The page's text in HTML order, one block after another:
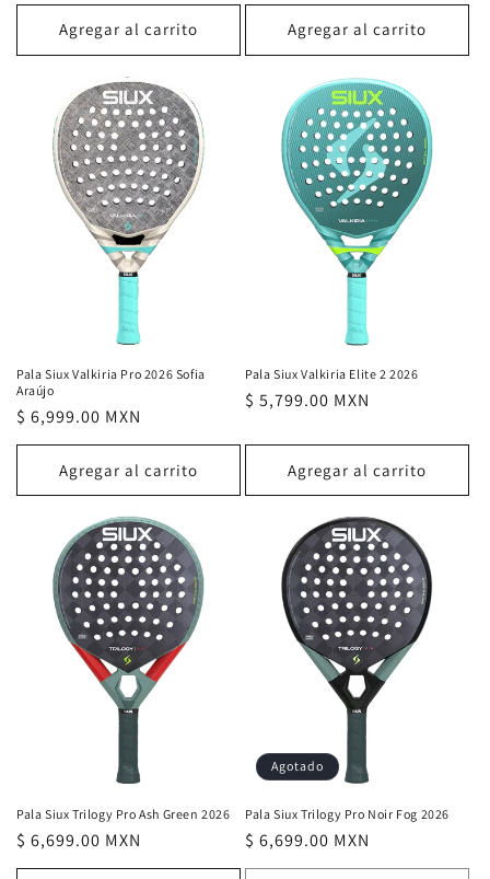
Agregar al carrito Agregar al carrito
Pala Siux Valkiria Pro 2026 Sofia
Araújo
Precio
habitual
$ 6,999.00 MXN
Agregar al carrito
Pala Siux Valkiria Elite 2 2026
Precio
$ 5,799.00 MXN
Agregar al carrito
Pala Siux Trilogy Pro Ash Green 2026
Precio
habitual
$ 6,699.00 MXN
Agotado
Pala Siux Trilogy Pro Noir Fog 2026
Precio
habitual
$ 6,699.00 MXN